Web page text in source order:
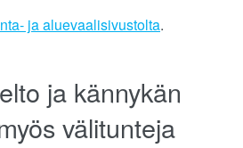
ja aluevaalisivustolta.
ja kännykän
välitunteja